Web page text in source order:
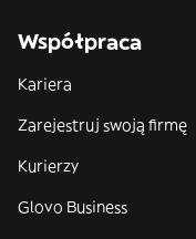
Współpraca
Kariera
Zarejestruj swoją firmę
Kurierzy
Glovo Business